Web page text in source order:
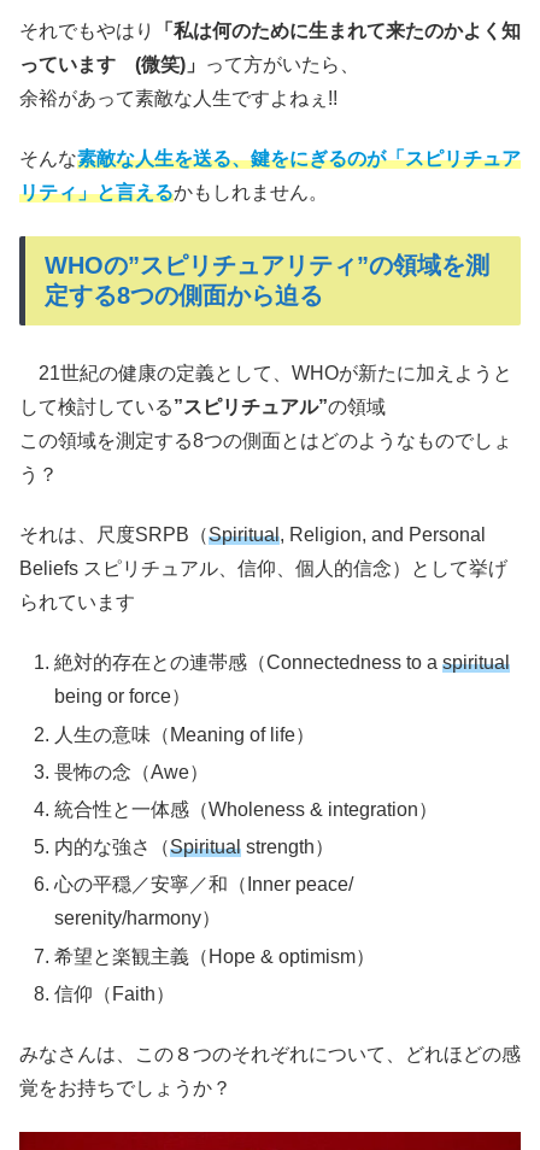
それでもやはり
「私は何のために生まれて来たのかよく知
っています (微笑)」
って方がいたら、
余裕があって素敵な人生ですよねぇ!!
そんな素敵な人生を送る、鍵をにぎるのが「スピリチュア
リティ」と言えるかもしれません。
WHOの”スピリチュアリティ”の領域を測
定する8つの側面から迫る
21世紀の健康の定義として、WHOが新たに加えようと
して検討している”スピリチュアル”の領域
この領域を測定する8つの側面とはどのようなものでしょ
う？
それは、尺度SRPB（Spiritual, Religion, and Personal
Beliefs スピリチュアル、信仰、個人的信念）として挙げ
られています
絶対的存在との連帯感（Connectedness to aspiritual
being or force）
人生の意味（Meaning of life）
畏怖の念（Awe）
統合性と一体感（Wholeness & integration）
内的な強さ（Spiritual strength）
心の平穏／安寧／和（Inner peace/
serenity/harmony）
希望と楽観主義（Hope & optimism）
信仰（Faith）
みなさんは、この８つのそれぞれについて、どれほどの感
覚をお持ちでしょうか？